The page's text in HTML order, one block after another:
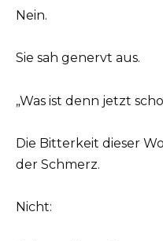
Nein.
Sie sah genervt aus.
„Was ist denn jetzt
Die Bitterkeit dieser
der Schmerz.
Nicht: